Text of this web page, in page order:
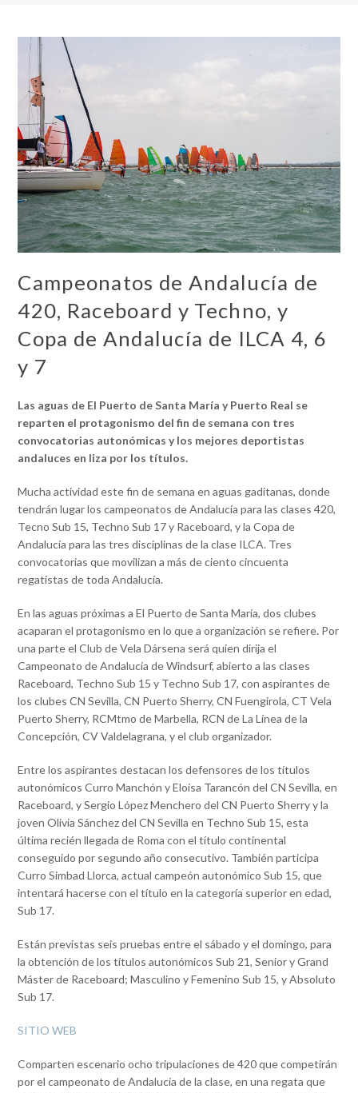
Campeonatos de Andalucía de
420, Raceboard y Techno, y
Copa de Andalucía de ILCA 4, 6
y 7
Las aguas de El Puerto de Santa María y Puerto Real se
reparten el protagonismo del fin de semana con tres
convocatorias autonómicas y los mejores deportistas
andaluces en liza por los títulos.
Mucha actividad este fin de semana en aguas gaditanas, donde
tendrán lugar los campeonatos de Andalucía para las clases 420,
Tecno Sub 15, Techno Sub 17 y Raceboard, y la Copa de
Andalucía para las tres disciplinas de la clase ILCA. Tres
convocatorias que movilizan a más de ciento cincuenta
regatistas de toda Andalucía.
En las aguas próximas a El Puerto de Santa María, dos clubes
acaparan el protagonismo en lo que a organización se refiere. Por
una parte el Club de Vela Dársena será quien dirija el
Campeonato de Andalucía de Windsurf, abierto a las clases
Raceboard, Techno Sub 15 y Techno Sub 17, con aspirantes de
los clubes CN Sevilla, CN Puerto Sherry, CN Fuengirola, CT Vela
Puerto Sherry, RCMtmo de Marbella, RCN de La Línea de la
Concepción, CV Valdelagrana, y el club organizador.
Entre los aspirantes destacan los defensores de los títulos
autonómicos Curro Manchón y Eloísa Tarancón del CN Sevilla, en
Raceboard, y Sergio López Menchero del CN Puerto Sherry y la
joven Olivia Sánchez del CN Sevilla en Techno Sub 15, esta
última recién llegada de Roma con el título continental
conseguido por segundo año consecutivo. También participa
Curro Simbad Llorca, actual campeón autonómico Sub 15, que
intentará hacerse con el título en la categoría superior en edad,
Sub 17.
Están previstas seis pruebas entre el sábado y el domingo, para
la obtención de los títulos autonómicos Sub 21, Senior y Grand
Máster de Raceboard; Masculino y Femenino Sub 15, y Absoluto
Sub 17.
SITIO WEB
Comparten escenario ocho tripulaciones de 420 que competirán
por el campeonato de Andalucía de la clase, en una regata que